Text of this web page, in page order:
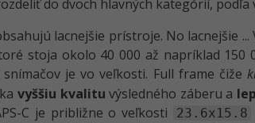
do dvoch hlavných kategórií, podľa
lacnejšie prístroje. No lacnejšie
stoja okolo 40 000 až napríklad 150
je vo veľkosti. Full frame čiže
vyššiu kvalitu výsledného záberu a
C je približne o veľkosti
23.6x15.8